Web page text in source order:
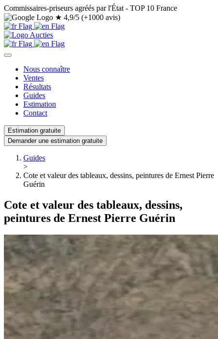
Commissaires-priseurs agréés par l'État - TOP 10 France
★ 4,9/5 (+1000 avis)
Nous connaître
Ventes
Résultats
Guides
Estimation
Contact
Estimation gratuite
Demander une estimation gratuite
Guides
>
Cote et valeur des tableaux, dessins, peintures de Ernest Pierre
Guérin
Cote et valeur des tableaux, dessins,
peintures de Ernest Pierre Guérin